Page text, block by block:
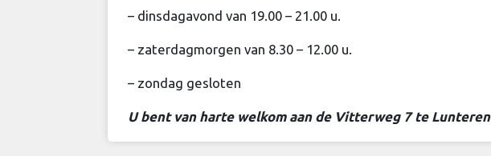
– dinsdagavond van 19.00 – 21.00 u.
– zaterdagmorgen van 8.30 – 12.00 u.
– zondag gesloten
U bent van harte welkom aan de Vitterweg 7 te Lunteren